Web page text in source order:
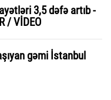
3,5 dəfə artıb -
/ VİDEO
gəmi İstanbul